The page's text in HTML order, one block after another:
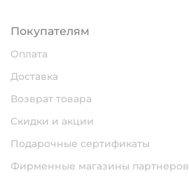
Покупателям
Оплата
Доставка
Возврат товара
Скидки и акции
Подарочные сертификаты
Фирменные магазины партнеров